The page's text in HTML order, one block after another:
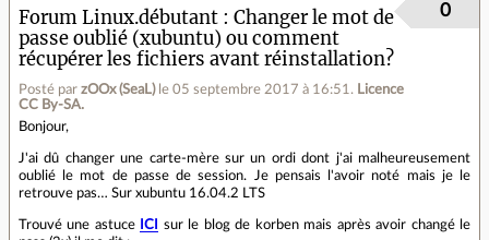
Forum Linux.débutant
Changer le mot de
passe oublié (xubuntu) ou comment
récupérer les fichiers avant réinstallation?
Posté par zOOx (SeaL) le 05 septembre 2017 à 16:51 . Licence
CC By‑SA.
0
Bonjour,
J'ai dû changer une carte-mère sur un ordi dont j'ai malheureusement
oublié le mot de passe de session. Je pensais l'avoir noté mais je le
retrouve pas… Sur xubuntu 16.04.2 LTS
Trouvé une astuce ICI
sur le blog de korben mais après avoir changé le